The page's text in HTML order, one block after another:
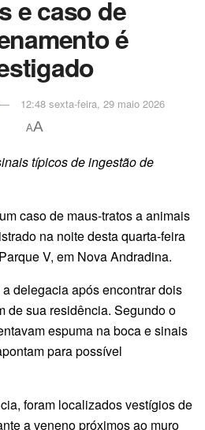
e caso de
é
12:48 sexta-feira, 29 maio 2026
AA
típicos de ingestão de
caso de maus-tratos a animais
na noite desta quarta-feira
V, em Nova Andradina.
delegacia após encontrar dois
de sua residência. Segundo o
espuma na boca e sinais
para possível
foram localizados vestígios de
a veneno próximos ao muro